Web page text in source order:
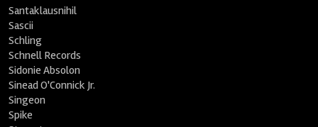
Santaklausnihil
Sascii
Schling
Schnell Records
Sidonie Absolon
Sinead O'Connick Jr.
Singeon
Spike